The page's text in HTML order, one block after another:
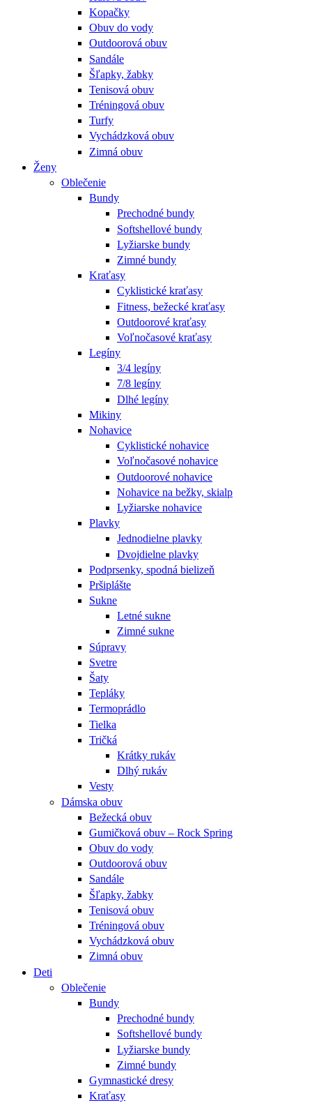
Kopačky
Obuv do vody
Outdoorová obuv
Sandále
Šľapky, žabky
Tenisová obuv
Tréningová obuv
Turfy
Vychádzková obuv
Zimná obuv
Ženy
Oblečenie
Bundy
Prechodné bundy
Softshellové bundy
Lyžiarske bundy
Zimné bundy
Kraťasy
Cyklistické kraťasy
Fitness, bežecké kraťasy
Outdoorové kraťasy
Voľnočasové kraťasy
Legíny
3/4 legíny
7/8 legíny
Dlhé legíny
Mikiny
Nohavice
Cyklistické nohavice
Voľnočasové nohavice
Outdoorové nohavice
Nohavice na bežky, skialp
Lyžiarske nohavice
Plavky
Jednodielne plavky
Dvojdielne plavky
Podprsenky, spodná bielizeň
Pršiplášte
Sukne
Letné sukne
Zimné sukne
Súpravy
Svetre
Šaty
Tepláky
Termoprádlo
Tielka
Tričká
Krátky rukáv
Dlhý rukáv
Vesty
Dámska obuv
Bežecká obuv
Gumičková obuv – Rock Spring
Obuv do vody
Outdoorová obuv
Sandále
Šľapky, žabky
Tenisová obuv
Tréningová obuv
Vychádzková obuv
Zimná obuv
Deti
Oblečenie
Bundy
Prechodné bundy
Softshellové bundy
Lyžiarske bundy
Zimné bundy
Gymnastické dresy
Kraťasy